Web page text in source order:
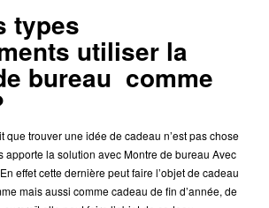
types
utiliser la
bureau comme
que trouver une idée de cadeau n’est pas chose
apporte la solution avec Montre de bureau Avec
effet cette dernière peut faire l’objet de cadeau
mais aussi comme cadeau de fin d’année, de